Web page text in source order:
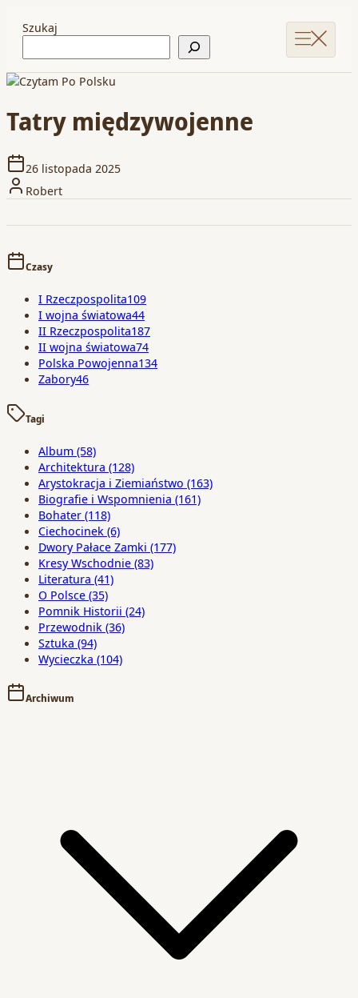
Szukaj
Tatry międzywojenne
26 listopada 2025
Robert
Czasy
I Rzeczpospolita109
I wojna światowa44
II Rzeczpospolita187
II wojna światowa74
Polska Powojenna134
Zabory46
Tagi
Album (58)
Architektura (128)
Arystokracja i Ziemiaństwo (163)
Biografie i Wspomnienia (161)
Bohater (118)
Ciechocinek (6)
Dwory Pałace Zamki (177)
Kresy Wschodnie (83)
Literatura (41)
O Polsce (35)
Pomnik Historii (24)
Przewodnik (36)
Sztuka (94)
Wycieczka (104)
Archiwum